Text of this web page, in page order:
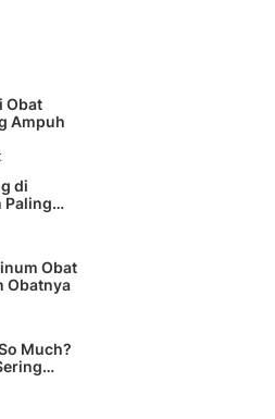
Obat
Ampuh
di
Paling
Obat
Obatnya
Much?